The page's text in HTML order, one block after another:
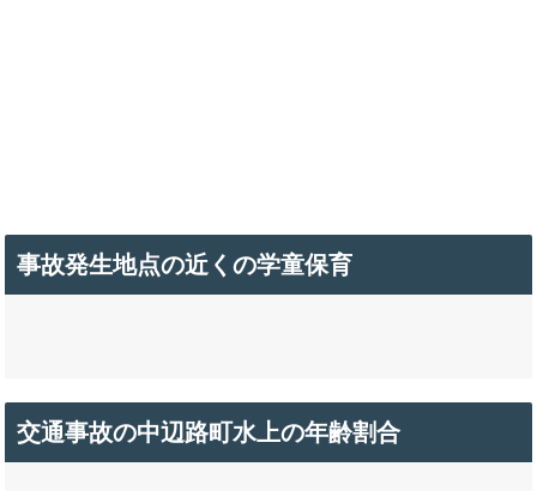
事故発生地点の近くの学童保育
交通事故の中辺路町水上の年齢割合